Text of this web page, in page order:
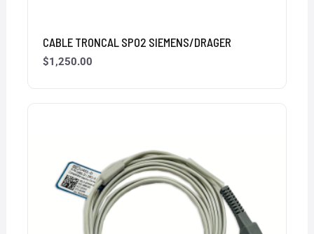
CABLE TRONCAL SPO2 SIEMENS/DRAGER
$1,250.00